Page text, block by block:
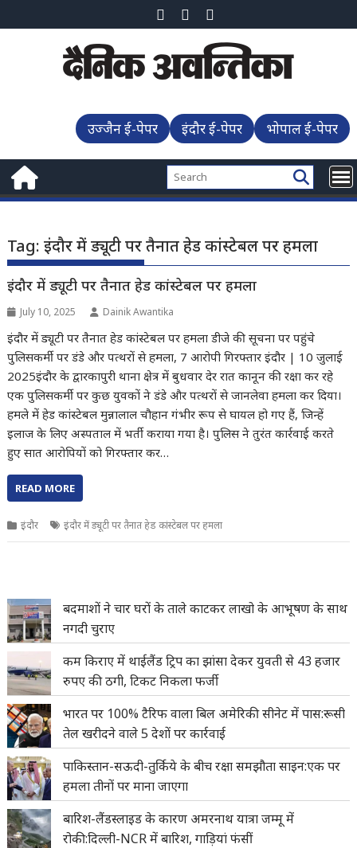
to
उज्जैन ई-पेपर इंदौर ई-पेपर भोपाल ई-पेपर
Tag:इंदौर में ड्यूटी पर तैनात हेड कांस्टेबल पर हमला
इंदौर में ड्यूटी पर तैनात हेड कांस्टेबल पर हमला
July 10, 2025 Dainik Awantika
इंदौर में ड्यूटी पर तैनात हेड कांस्टेबल पर हमला डीजे की सूचना पर पहुंचे
पुलिसकर्मी पर डंडे और पत्थरों से हमला, 7 आरोपी गिरफ्तार इंदौर | 10 जुलाई
2025इंदौर के द्वारकापुरी थाना क्षेत्र में बुधवार देर रात कानून की रक्षा कर रहे
एक पुलिसकर्मी पर कुछ युवकों ने डंडे और पत्थरों से जानलेवा हमला कर दिया।
हमले में हेड कांस्टेबल मुन्नालाल चौहान गंभीर रूप से घायल हो गए हैं, जिन्हें
इलाज के लिए अस्पताल में भर्ती कराया गया है। पुलिस ने तुरंत कार्रवाई करते
हुए सात आरोपियों को गिरफ्तार कर…
READ MORE
इंदौर इंदौर में ड्यूटी पर तैनात हेड कांस्टेबल पर हमला
बदमाशों ने चार घरों के ताले काटकर लाखो के आभूषण के साथ
नगदी चुराए
कम किराए में थाईलैंड ट्रिप का झांसा देकर युवती से 43 हजार
रुपए की ठगी, टिकट निकला फर्जी
भारत पर 100% टैरिफ वाला बिल अमेरिकी सीनेट में पास:रूसी
तेल खरीदने वाले 5 देशों पर कार्रवाई
पाकिस्तान-सऊदी-तुर्किये के बीच रक्षा समझौता साइन:एक पर
हमला तीनों पर माना जाएगा
बारिश-लैंडस्लाइड के कारण अमरनाथ यात्रा जम्मू में
रोकी:दिल्ली-NCR में बारिश, गाड़ियां फंसीं